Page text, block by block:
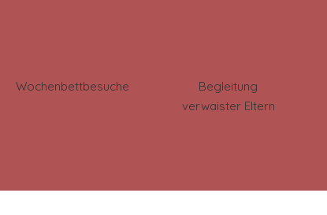
Wochenbettbesuche
Begleitung
verwaister Eltern